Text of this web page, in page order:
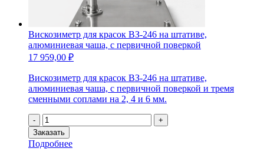
Вискозиметр для красок ВЗ-246 на штативе,
алюминиевая чаша, с первичной поверкой
17 959,00 ₽
Вискозиметр для красок ВЗ-246 на штативе,
алюминиевая чаша, с первичной поверкой и тремя
сменными соплами на 2, 4 и 6 мм.
-
Количество
товара
Вискозиметр
для
+
Заказать
Подробнее